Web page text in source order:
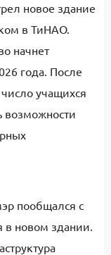
новое здание
в ТиНАО.
начнет
года. После
учащихся
возможности
пообщался с
в новом здании.